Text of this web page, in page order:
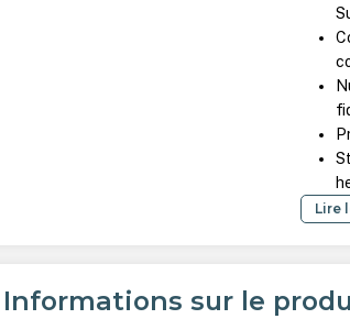
Lire
Informations sur le